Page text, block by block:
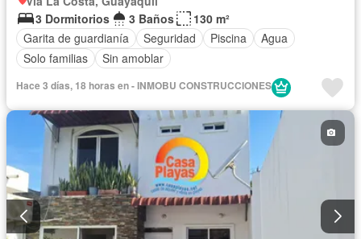
3 Dormitorios
3 Baños
130 m²
Garita de guardianía
Seguridad Piscina
Agua
Solo familias
Sin amoblar
Hace 3 días, 18 horas en - INMOBU CONSTRUCCIONES